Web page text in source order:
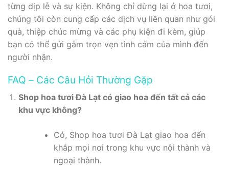
từng dịp lễ và sự kiện. Không chỉ dừng lại ở hoa tươi,
chúng tôi còn cung cấp các dịch vụ liên quan như gói
quà, thiệp chúc mừng và các phụ kiện đi kèm, giúp
bạn có thể gửi gắm trọn vẹn tình cảm của mình đến
người nhận.
FAQ – Các Câu Hỏi Thường Gặp
Shop hoa tươi Đà Lạt có giao hoa đến tất cả các
khu vực không?
Có, Shop hoa tươi Đà Lạt giao hoa đến
khắp mọi nơi trong khu vực nội thành và
ngoại thành.